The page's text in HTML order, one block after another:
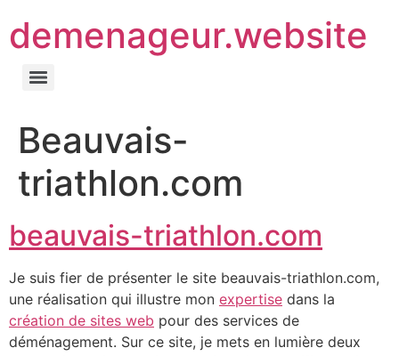
demenageur.website
Beauvais-
triathlon.com
beauvais-triathlon.com
Je suis fier de présenter le site beauvais-triathlon.com,
une réalisation qui illustre mon expertise dans la
création de sites web pour des services de
déménagement. Sur ce site, je mets en lumière deux